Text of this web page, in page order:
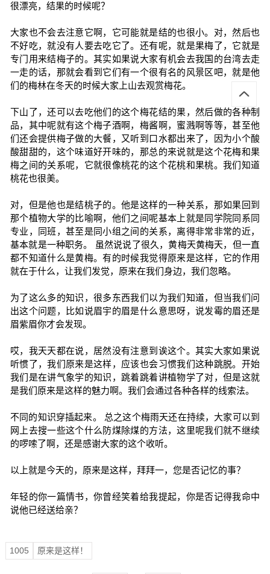
很漂亮，结果的时候呢？
大家也不会去注意它啊，它可能就是结的也很小。对，然后也
不好吃，就没有人要去吃它了。还有呢，就是果梅了，它就是
专门用来结梅子的。其实如果说大家有机会去我国的台湾去走
一走的话，那就会看到它们有一个很有名的风景区吧，就是他
们的梅林在冬天的时候大家上山去观赏梅花。
下山了，还可以去吃他们的这个梅花结的果，然后做的各种制
品，其中呢就有这个梅子酒啊，梅酱啊，蜜溅啊等等，甚至他
们还会提供梅子做的大餐，又听到口水都出来了，因为小个酸
酸甜甜的，这个味道好开味的，那总的来说就是这个花梅和果
梅之间的关系呢，它就很像桃花的这个花桃和果桃。我们知道
桃花也很美。
对，但是他也是结桃子的。他是这样的一种关系，那如果回到
那个植物大学的比喻啊，他们之间呢基本上就是同学院同系同
专业，同班，甚至是同小组之间的关系，离得非常非常的近，
基本就是一种职务。 虽然说说了很久，黄梅天黄梅天，但一直
都不知道什么是黄梅。有的时候我觉得原来是这样，它的作用
就在于什么，让我们发觉，原来在我们身边，我们忽略。
为了这么多的知识，很多东西我们以为我们知道，但当我们问
出这个问题，比如说眉宇的眉是什么意思呀，说发霉的眉还是
眉紫眉你才会发现。
哎，我天天都在说，居然没有注意到诶这个。其实大家如果说
听惯了，我们原来是这样，应该也会习惯我们这种跳脱。开始
我们是在讲气象学的知识，跳着跳着讲植物学了对，但是这就
是我们原来是这样的魅力啊。我们会通过各种各样的线索法。
不同的知识穿插起来。 总之这个梅雨天还在持续，大家可以到
网上去搜一些这个什么防煤除煤的方法，这里呢我们就不继续
的啰嗦了啊，还是感谢大家的这个收听。
以上就是今天的，原来是这样，拜拜一，您是否记忆的事？
年轻的你一篇情书，你曾经笑着给我提起，你是否记得我命中
说他已经送给亲？
1005 原来是这样！